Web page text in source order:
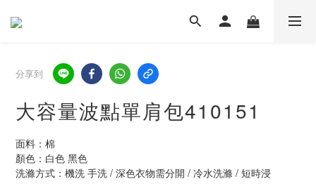
分享到
大容量波點單肩包410151
面料：棉
顏色：白色 黑色
洗滌方式：機洗 手洗 / 深色衣物需分開 / 冷水洗滌 / 短時浸